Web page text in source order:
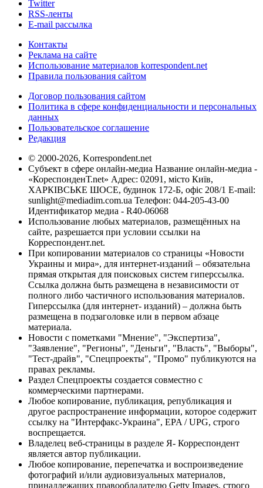
Twitter
RSS-ленты
E-mail рассылка
Контакты
Реклама на сайте
Использование материалов korrespondent.net
Правила пользования сайтом
Договор пользования сайтом
Политика в сфере конфиденциальности и персональных
данных
Пользовательское соглашение
Редакция
© 2000-2026, Korrespondent.net
Субъект в сфере онлайн-медиа Название онлайн-медиа -
«КореспонденТ.net» Адрес: 02091, місто Київ,
ХАРКІВСЬКЕ ШОСЕ, будинок 172-Б, офіс 208/1 E-mail:
sunlight@mediadim.com.ua Телефон: 044-205-43-00
Идентификатор медиа - R40-06068
Использование любых материалов, размещённых на
сайте, разрешается при условии ссылки на
Корреспондент.net.
При копировании материалов со страницы «Новости
Украины и мира», для интернет-изданий – обязательна
прямая открытая для поисковых систем гиперссылка.
Ссылка должна быть размещена в независимости от
полного либо частичного использования материалов.
Гиперссылка (для интернет- изданий) – должна быть
размещена в подзаголовке или в первом абзаце
материала.
Новости с пометками "Мнение", "Экспертиза",
"Заявление", "Регионы", "Деньги", "Власть", "Выборы",
"Тест-драйв", "Спецпроекты", "Промо" публикуются на
правах рекламы.
Раздел Спецпроекты создается совместно с
коммерческими партнерами.
Любое копирование, публикация, републикация и
другое распространение информации, которое содержит
ссылку на "Интерфакс-Украина", EPA / UPG, строго
воспрещается.
Владелец веб-страницы в разделе Я- Корреспондент
является автор публикации.
Любое копирование, перепечатка и воспроизведение
фотографий и/или аудиовизуальных материалов,
принадлежащих правообладателю Getty Images, строго